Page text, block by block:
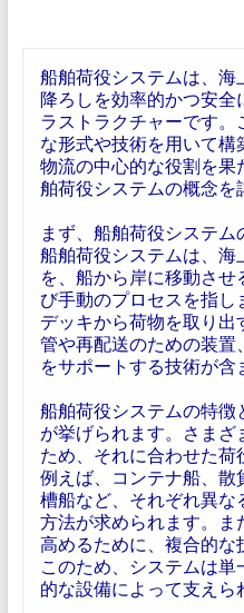
船舶荷役システムは、海
降ろしを効率的かつ安全
ラストラクチャーです。
な形式や技術を用いて
物流の中心的な役割を
舶荷役システムの概念を
まず、船舶荷役システム
船舶荷役システムは、海
を、船から岸に移動させ
び手動のプロセスを指
デッキから荷物を取り
管や再配送のための装置
をサポートする技術が含
船舶荷役システムの特徴
が挙げられます。さまざ
ため、それに合わせた荷
例えば、コンテナ船、散
槽船など、それぞれ異
方法が求められます。ま
高めるために、複合的な
このため、システムは
的な設備によって支えら